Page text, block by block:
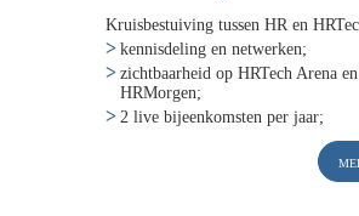
Kruisbestuiving tussen HR en
kennisdeling en netwerken;
zichtbaarheid op HRTech Arena en
HRMorgen;
2 live bijeenkomsten per jaar;